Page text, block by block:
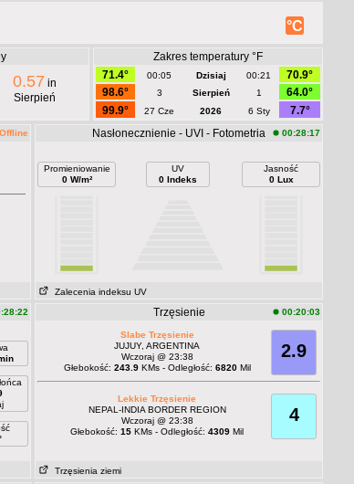
°C
0.57 in
Sierpień
Zakres temperatury °F
71.4°
00:05 Dzisiaj 00:21
70.9°
98.6°
3 Sierpień 1
64.0°
99.9°
27 Cze 2026 6 Sty
7.7°
Offline Nasłonecznienie - UVI - Fotometria 00:28:17
Promieniowanie
0 W/m²
UV
0 Indeks
Jasność
0 Lux
Zalecenia indeksu UV
Trzęsienie 00:20:03
2.9
Slabe Trzęsienie
JUJUY, ARGENTINA
Wczoraj @ 23:38
Głebokość: 243.9KMs - Odległość: 6820Mil
4
Lekkie Trzęsienie
NEPAL-INDIA BORDER REGION
Wczoraj @ 23:38
Głebokość: 15 KMs - Odległość: 4309 Mil
Trzęsienia ziemi